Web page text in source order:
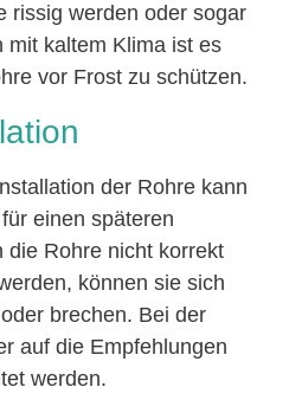
rissig werden oder sogar
mit kaltem Klima ist es
vor Frost zu schützen.
der Rohre kann
einen späteren
die Rohre nicht korrekt
können sie sich
brechen. Bei der
auf die Empfehlungen
werden.